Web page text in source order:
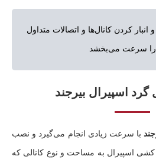
کردن کانال‌ها و اتصالات متداول
را سرعت می‌بخشد
گرد اسپیرال بیرجند
با سرعت زیادی انجام می‌گیرد و نصب
اسپیرال به مساحت و نوع کانالی که